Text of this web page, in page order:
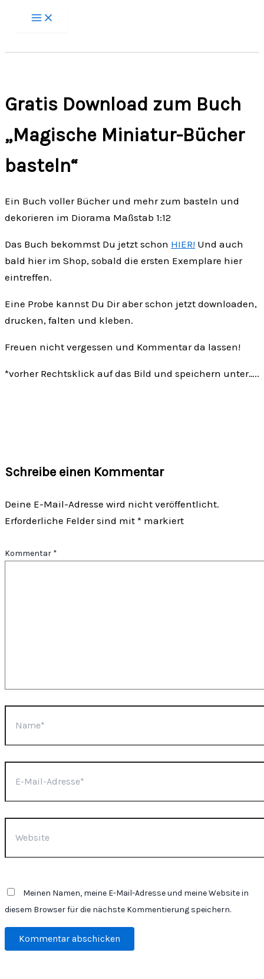
Gratis Download zum Buch
„Magische Miniatur-Bücher
basteln“
Ein Buch voller Bücher und mehr zum basteln und
dekorieren im Diorama Maßstab 1:12
Das Buch bekommst Du jetzt schon HIER! Und auch
bald hier im Shop, sobald die ersten Exemplare hier
eintreffen.
Eine Probe kannst Du Dir aber schon jetzt downloaden,
drucken, falten und kleben.
Freuen nicht vergessen und Kommentar da lassen!
*vorher Rechtsklick auf das Bild und speichern unter…..
Schreibe einen Kommentar
Deine E-Mail-Adresse wird nicht veröffentlicht.
Erforderliche Felder sind mit * markiert
Kommentar *
Mail-
Meinen Namen, meine E-Mail-Adresse und meine Website in
diesem Browser für die nächste Kommentierung speichern.